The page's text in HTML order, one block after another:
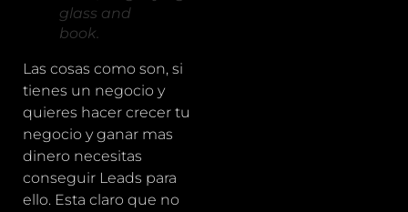
glass and
book.
Las cosas como son, si
tienes un negocio y
quieres hacer crecer tu
negocio y ganar mas
dinero necesitas
conseguir Leads para
ello. Esta claro que no